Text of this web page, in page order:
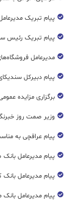
پیام تبریک
پیام تبریک رئیس
مدیرعامل
پیام دبیرکل
برگزاری مزایده عمومی ۱۲۷ فقره از املاك مازاد بانك
وزیر صمت روز
پیام عراقچی به
پیام مدیرعامل
پیام مدیرعامل
پیام مدیرعامل بانک